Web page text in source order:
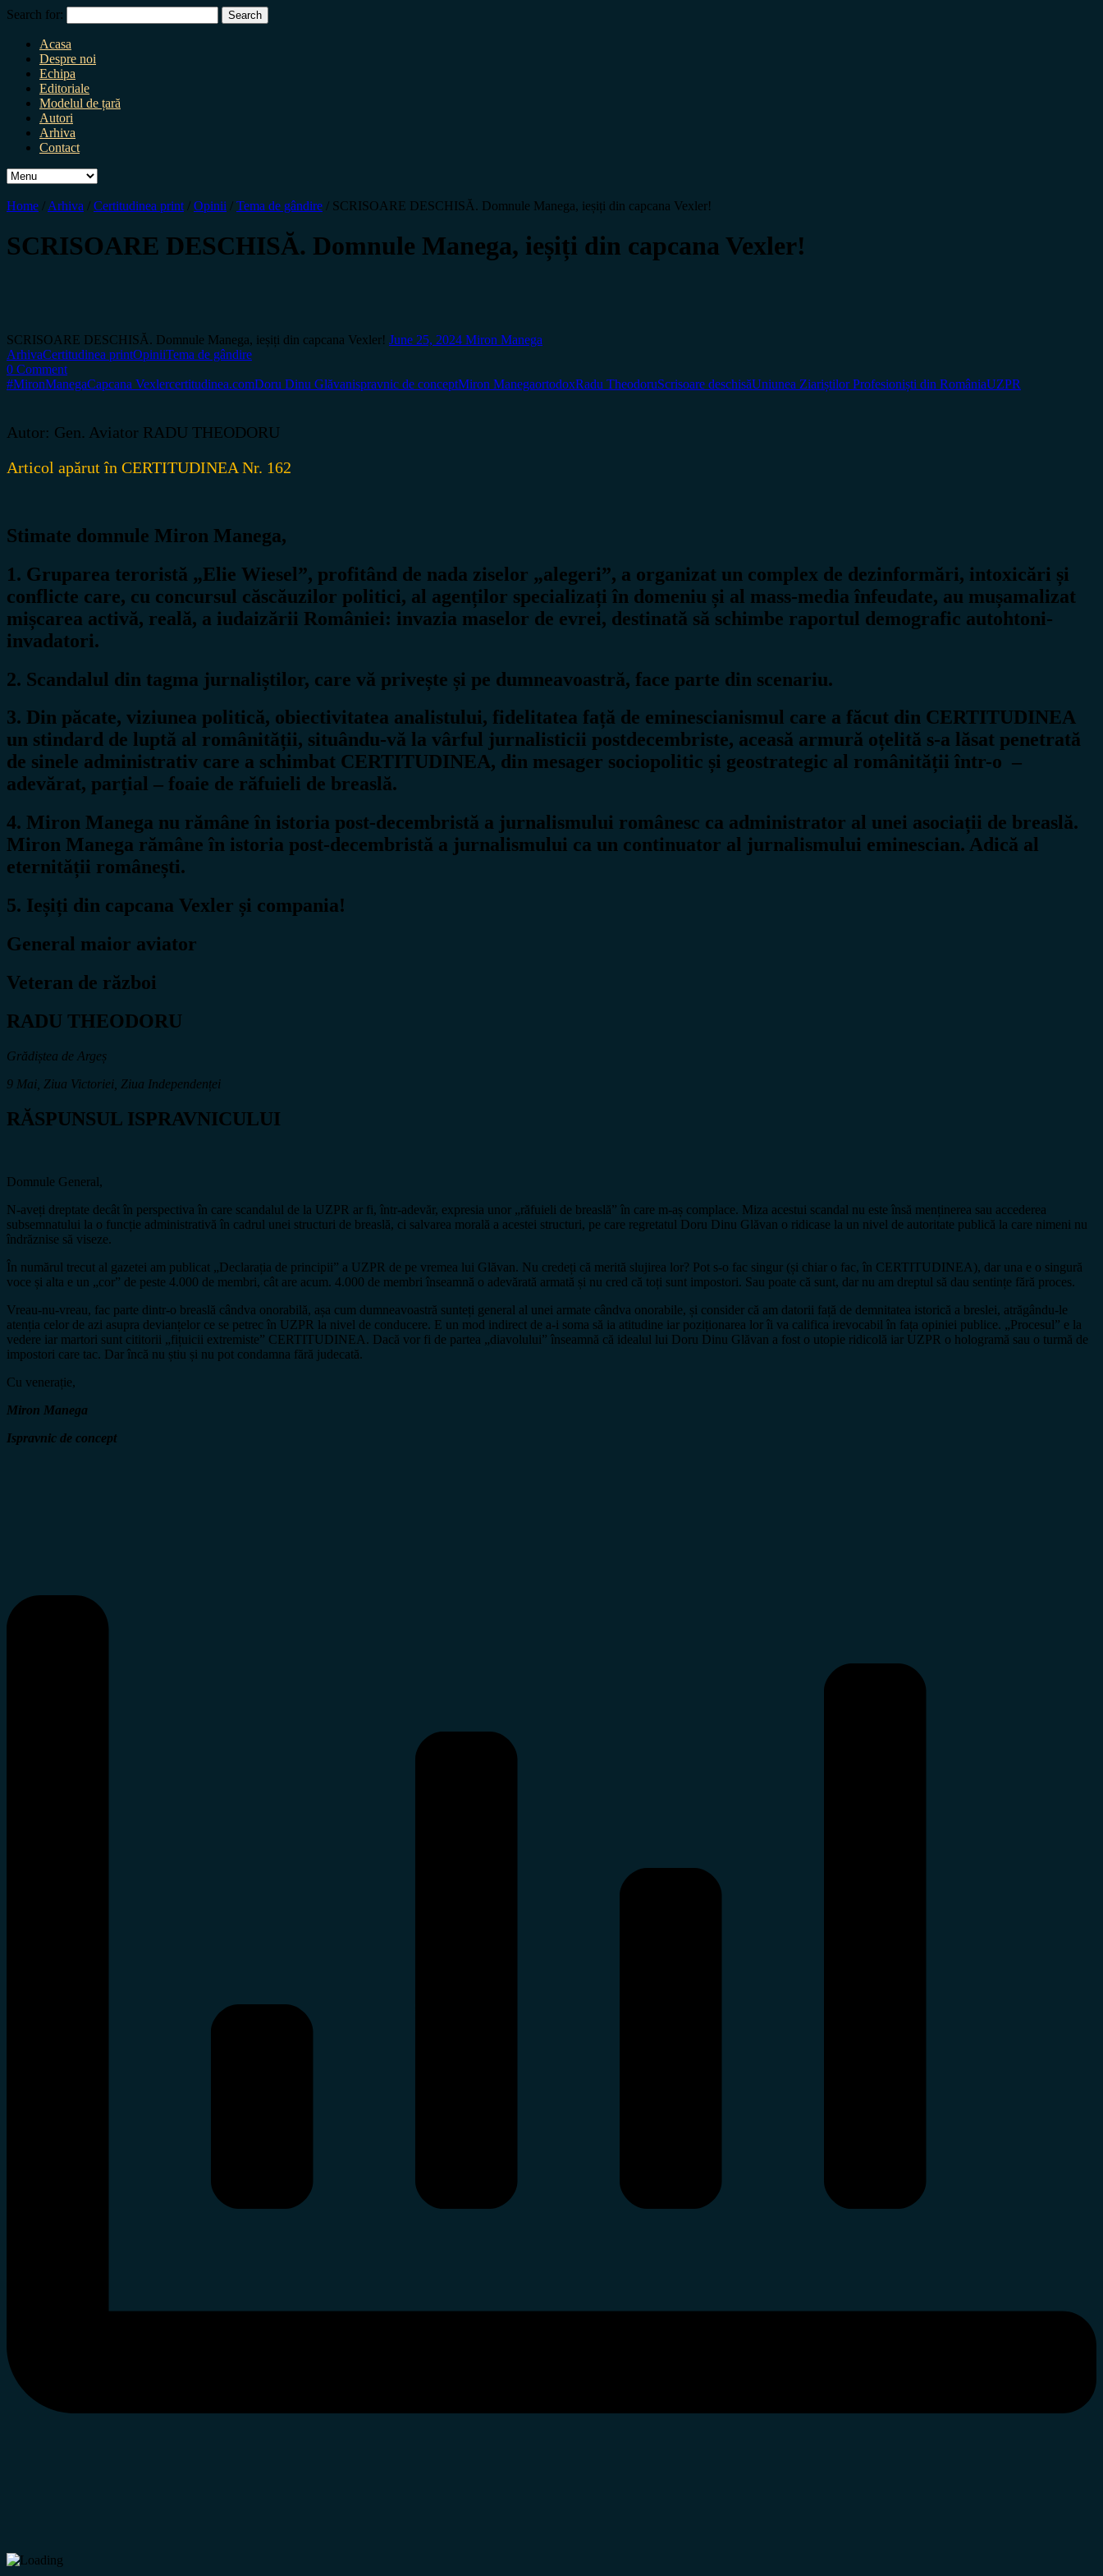
Search for:
Acasa
Despre noi
Echipa
Editoriale
Modelul de țară
Autori
Arhiva
Contact
Home / Arhiva / Certitudinea print / Opinii / Tema de gândire / SCRISOARE DESCHISĂ. Domnule Manega, ieșiți din capcana Vexler!
SCRISOARE DESCHISĂ. Domnule Manega, ieșiți din capcana Vexler!
SCRISOARE DESCHISĂ. Domnule Manega, ieșiți din capcana Vexler! June 25, 2024 Miron Manega
ArhivaCertitudinea printOpiniiTema de gândire
0 Comment
#MironManegaCapcana Vexlercertitudinea.comDoru Dinu Glăvanispravnic de conceptMiron ManegaortodoxRadu TheodoruScrisoare deschisăUniunea Ziariștilor Profesioniști din RomâniaUZPR
Autor: Gen. Aviator RADU THEODORU
Articol apărut în CERTITUDINEA Nr. 162
Stimate domnule Miron Manega,
1. Gruparea teroristă „Elie Wiesel”, profitând de nada ziselor „alegeri”, a organizat un complex de dezinformări, intoxicări și
conflicte care, cu concursul căscăuzilor politici, al agenților specializați în domeniu și al mass-media înfeudate, au mușamalizat
mișcarea activă, reală, a iudaizării României: invazia maselor de evrei, destinată să schimbe raportul demografic autohtoni-
invadatori.
2. Scandalul din tagma jurnaliștilor, care vă privește și pe dumneavoastră, face parte din scenariu.
3. Din păcate, viziunea politică, obiectivitatea analistului, fidelitatea față de eminescianismul care a făcut din CERTITUDINEA
un stindard de luptă al românității, situându-vă la vârful jurnalisticii postdecembriste, aceasă armură oțelită s-a lăsat penetrată
de sinele administrativ care a schimbat CERTITUDINEA, din mesager sociopolitic și geostrategic al românității într-o –
adevărat, parțial – foaie de răfuieli de breaslă.
4. Miron Manega nu rămâne în istoria post-decembristă a jurnalismului românesc ca administrator al unei asociații de breaslă.
Miron Manega rămâne în istoria post-decembristă a jurnalismului ca un continuator al jurnalismului eminescian. Adică al
eternității românești.
5. Ieșiți din capcana Vexler și compania!
General maior aviator
Veteran de război
RADU THEODORU
Grădiștea de Argeș
9 Mai, Ziua Victoriei, Ziua Independenței
RĂSPUNSUL ISPRAVNICULUI
Domnule General,
N-aveți dreptate decât în perspectiva în care scandalul de la UZPR ar fi, într-adevăr, expresia unor „răfuieli de breaslă” în care m-aș complace. Miza acestui scandal nu este însă menținerea sau accederea
subsemnatului la o funcție administrativă în cadrul unei structuri de breaslă, ci salvarea morală a acestei structuri, pe care regretatul Doru Dinu Glăvan o ridicase la un nivel de autoritate publică la care nimeni nu
îndrăznise să viseze.
În numărul trecut al gazetei am publicat „Declarația de principii” a UZPR de pe vremea lui Glăvan. Nu credeți că merită slujirea lor? Pot s-o fac singur (și chiar o fac, în CERTITUDINEA), dar una e o singură
voce și alta e un „cor” de peste 4.000 de membri, cât are acum. 4.000 de membri înseamnă o adevărată armată și nu cred că toți sunt impostori. Sau poate că sunt, dar nu am dreptul să dau sentințe fără proces.
Vreau-nu-vreau, fac parte dintr-o breaslă cândva onorabilă, așa cum dumneavoastră sunteți general al unei armate cândva onorabile, și consider că am datorii față de demnitatea istorică a breslei, atrăgându-le
atenția celor de azi asupra devianțelor ce se petrec în UZPR la nivel de conducere. E un mod indirect de a-i soma să ia atitudine iar poziționarea lor îi va califica irevocabil în fața opiniei publice. „Procesul” e la
vedere iar martori sunt cititorii „fițuicii extremiste” CERTITUDINEA. Dacă vor fi de partea „diavolului” înseamnă că idealul lui Doru Dinu Glăvan a fost o utopie ridicolă iar UZPR o hologramă sau o turmă de
impostori care tac. Dar încă nu știu și nu pot condamna fără judecată.
Cu venerație,
Miron Manega
Ispravnic de concept